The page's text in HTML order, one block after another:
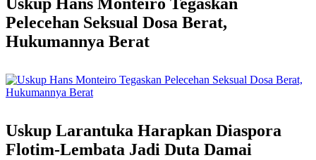
Pelecehan Seksual Dosa Berat,
Hukumannya Berat
Uskup Larantuka Harapkan Diaspora
Flotim-Lembata Jadi Duta Damai